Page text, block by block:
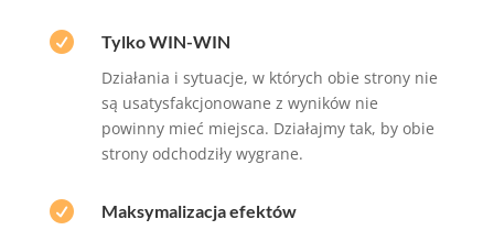

Tylko WIN-WIN
Działania i sytuacje, w których obie strony nie
są usatysfakcjonowane z wyników nie
powinny mieć miejsca. Działajmy tak, by obie
strony odchodziły wygrane.

Maksymalizacja efektów